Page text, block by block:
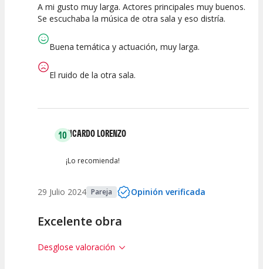
7.5
Espectáculo
5 10
artística
A mi gusto muy larga. Actores principales muy buenos.
Se escuchaba la música de otra sala y eso distría.
Buena temática y actuación, muy larga.
El ruido de la otra sala.
10RICARDO LORENZO
¡Lo recomienda!
29 Julio 2024 Pareja Opinión verificada
Excelente obra
Desglose valoración